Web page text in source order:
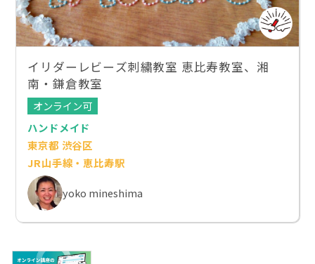
イリダーレビーズ刺繍教室 恵比寿教室、湘
南・鎌倉教室
オンライン可
ハンドメイド
東京都 渋谷区
JR山手線・恵比寿駅
yoko mineshima